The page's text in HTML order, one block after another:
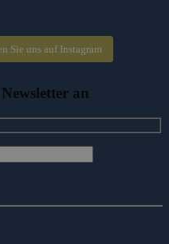
Sie uns auf Instagram
an